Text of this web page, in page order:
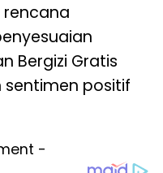
Bergizi Gratis
sentimen positif
-